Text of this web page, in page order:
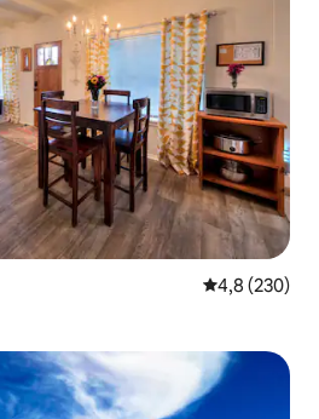
Vidutinis
4,8 (230)